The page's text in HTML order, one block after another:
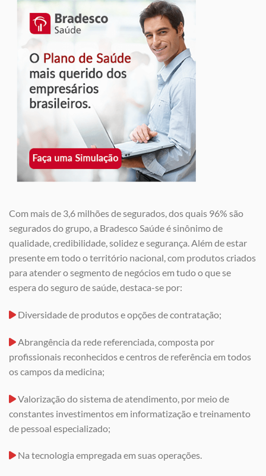
Com mais de 3,6 milhões de segurados, dos quais 96% são
segurados do grupo, a Bradesco Saúde é sinônimo de
qualidade, credibilidade, solidez e segurança. Além de estar
presente em todo o território nacional, com produtos criados
para atender o segmento de negócios em tudo o que se
espera do seguro de saúde, destaca-se por:
Diversidade de produtos e opções de contratação;
Abrangência da rede referenciada, composta por
profissionais reconhecidos e centros de referência em todos
os campos da medicina;
Valorização do sistema de atendimento, por meio de
constantes investimentos em informatização e treinamento
de pessoal especializado;
Na tecnologia empregada em suas operações.